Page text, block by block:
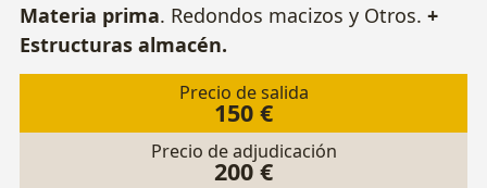
Materia prima. Redondos macizos y Otros. +
Estructuras almacén.
Precio de salida
150 €
Precio de adjudicación
200 €